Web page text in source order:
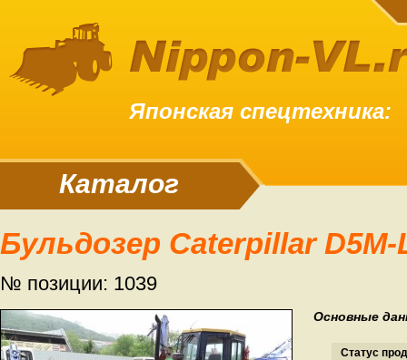
Японская спецтехника:
Каталог
Бульдозер Caterpillar D5M-
№ позиции: 1039
Основные
Статус